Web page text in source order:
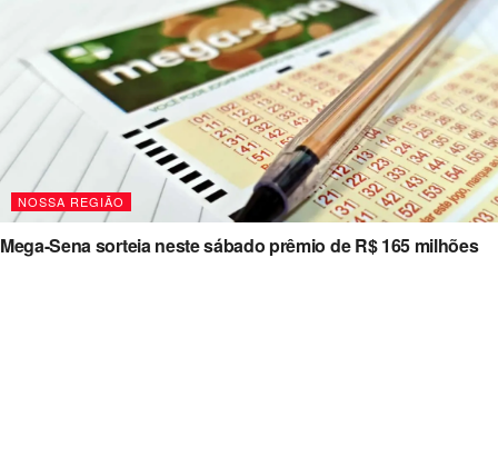
NOSSA REGIÃO
Mega-Sena sorteia neste sábado prêmio de R$ 165 milhões